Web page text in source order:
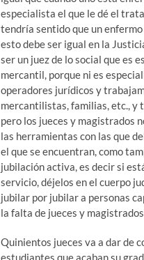
especialista el que le dé el
tendría sentido que un
esto debe ser igual en la
ser un juez de lo social que es
mercantil, porque ni es
operadores jurídicos y
mercantilistas, familias, etc., y
pero los jueces y magistrados
las herramientas con las que
el que se encuentran, como
jubilación activa, es decir si
servicio, déjelos en el cuerpo
jubilar por jubilar a personas
la falta de jueces y
Quinientos jueces va a dar de
estudiantes que acaban su